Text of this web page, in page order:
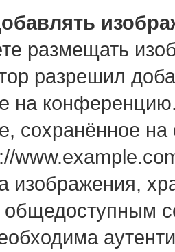
размещать
разрешил
на
сохранённое
изображения,
общедоступным